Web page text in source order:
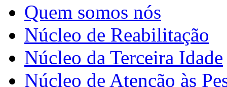
Quem somos nós
Núcleo de Reabilitação
Núcleo da Terceira Idade
Núcleo de Atenção às